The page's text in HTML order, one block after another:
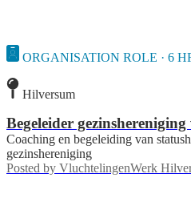
ORGANISATION ROLE · 6
Hilversum
Begeleider
Coaching en begeleiding van
gezinshereniging
Posted by VluchtelingenWerk